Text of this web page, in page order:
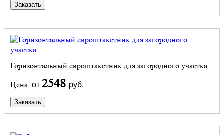
Заказать
Горизонтальный евроштакетник для загородного участка
Цена: от 2548 руб.
Заказать